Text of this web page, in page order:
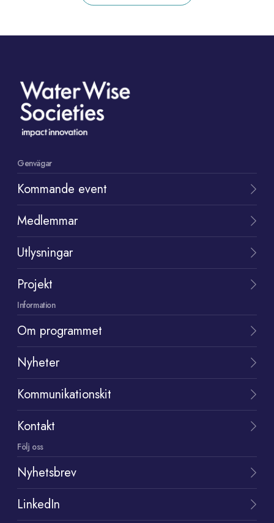
Genvägar
Kommande event
Medlemmar
Utlysningar
Projekt
Information
Om programmet
Nyheter
Kommunikationskit
Kontakt
Följ oss
Nyhetsbrev
LinkedIn